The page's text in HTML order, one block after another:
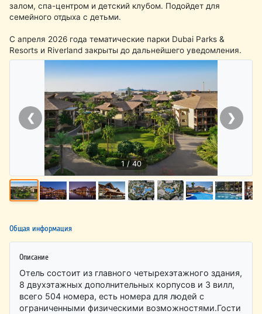
залом, спа-центром и детский клубом. Подойдет для
семейного отдыха с детьми.
С апреля 2026 года тематические парки Dubai Parks &
Resorts и Riverland закрыты до дальнейшего уведомления.
❮ ❯
1 / 40
Общая информация
Описание
Отель состоит из главного четырехэтажного здания,
8 двухэтажных дополнительных корпусов и 3 вилл,
всего 504 номера, есть номера для людей с
ограниченными физическими возможностями.Гости